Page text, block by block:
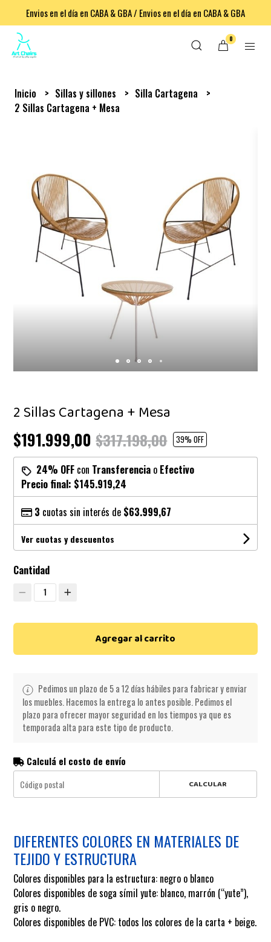
Envios en el día en CABA & GBA / Envios en el día en CABA & GBA
0
Inicio Sillas y sillones
Silla Cartagena
2 Sillas Cartagena + Mesa
2 Sillas Cartagena + Mesa
$191.999,00$317.198,00 39% OFF
24% OFF con Transferencia o Efectivo
Precio final: $145.919,24
3 cuotas sin interés de $63.999,67
Ver cuotas y descuentos
Cantidad
1
Agregar al carrito
Pedimos un plazo de 5 a 12 días hábiles para fabricar y enviar
los muebles. Hacemos la entrega lo antes posible. Pedimos el
plazo para ofrecer mayor seguridad en los tiempos ya que es
temporada alta para este tipo de producto.
Calculá el costo de envío
CALCULAR
DIFERENTES COLORES EN MATERIALES DE
TEJIDO Y ESTRUCTURA
Colores disponibles para la estructura: negro o blanco
Colores disponibles de soga símil yute: blanco, marrón (“yute”),
gris o negro.
Colores disponibles de PVC: todos los colores de la carta + beige.